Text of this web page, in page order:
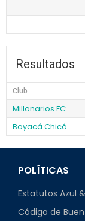
Resultados
Club
Millonarios FC
Boyacá Chicó
POLÍTICAS
Estatutos Azul
Código de